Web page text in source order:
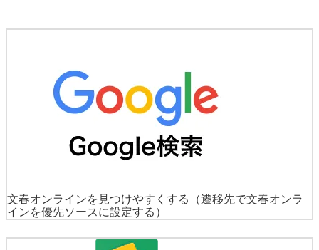
文春オンラインを見つけやすくする
（遷移先で文春オンラ
インを優先ソースに設定する）